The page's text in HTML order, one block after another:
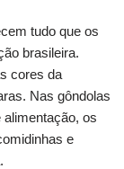
tudo que os
brasileira.
cores da
Nas gôndolas
os
e